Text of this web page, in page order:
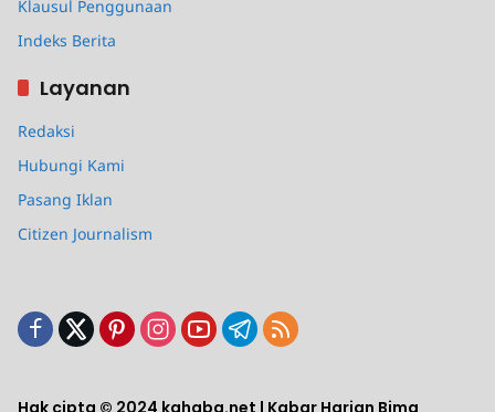
Klausul Penggunaan
Indeks Berita
Layanan
Redaksi
Hubungi Kami
Pasang Iklan
Citizen Journalism
Hak cipta © 2024 kahaba.net | Kabar Harian Bima